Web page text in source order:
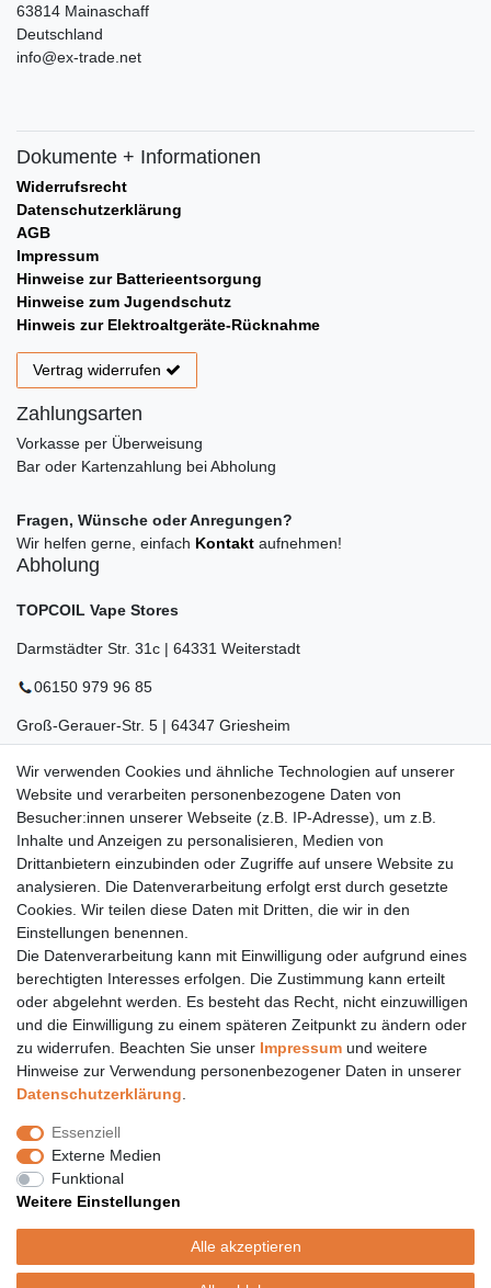
63814 Mainaschaff
Deutschland
info@ex-trade.net
Dokumente + Informationen
Widerrufsrecht
Datenschutzerklärung
AGB
Impressum
Hinweise zur Batterieentsorgung
Hinweise zum Jugendschutz
Hinweis zur Elektroaltgeräte-Rücknahme
Vertrag widerrufen
Zahlungsarten
Vorkasse per Überweisung
Bar oder Kartenzahlung bei Abholung
Fragen, Wünsche oder Anregungen?
Wir helfen gerne, einfach Kontakt aufnehmen!
Abholung
TOPCOIL Vape Stores
Darmstädter Str. 31c | 64331 Weiterstadt
06150 979 96 85
Groß-Gerauer-Str. 5 | 64347 Griesheim
06155 834 88 58
Eberstädter Str. 21 | 64319 Pfungstadt
06157 984 88 55
Öffnungszeiten finden Sie hier: www.topcoil.de
E-MAIL **
Newsletter
Honig
Hiermit bestätige ich, dass ich dieDaten­schutz­erklärunggelesen habe.
Meine Einwilligung kann ich jederzeit widerrufen.**
Abonnieren
Versand
Versandinformation
Versandkosten nur 4,90€
- kostenfrei ab 39€ Warenwert
Wir verwenden Cookies und ähnliche Technologien auf unserer
Website und verarbeiten personenbezogene Daten von
Besucher:innen unserer Webseite (z.B. IP-Adresse), um z.B.
Inhalte und Anzeigen zu personalisieren, Medien von
Drittanbietern einzubinden oder Zugriffe auf unsere Website zu
analysieren. Die Datenverarbeitung erfolgt erst durch gesetzte
Cookies. Wir teilen diese Daten mit Dritten, die wir in den
Einstellungen benennen.
Die Datenverarbeitung kann mit Einwilligung oder aufgrund eines
berechtigten Interesses erfolgen. Die Zustimmung kann erteilt
oder abgelehnt werden. Es besteht das Recht, nicht einzuwilligen
und die Einwilligung zu einem späteren Zeitpunkt zu ändern oder
zu widerrufen. Beachten Sie unser Impressum und weitere
Hinweise zur Verwendung personenbezogener Daten in unserer
Daten­schutz­erklärung
Essenziell
Externe Medien
Funktional
Weitere Einstellungen
Alle akzeptieren